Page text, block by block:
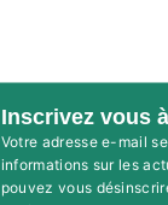
Inscrivez vous
Votre adresse e-mail
informations sur les
pouvez vous